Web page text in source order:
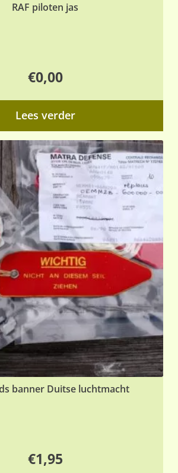
RAF piloten jas
€0,00
Lees verder
banner Duitse luchtmacht
€1,95